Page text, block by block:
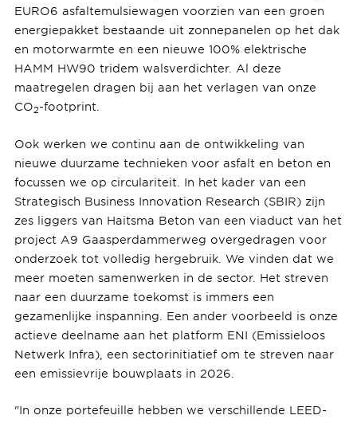
EURO6 asfaltemulsiewagen voorzien van een groen
energiepakket bestaande uit zonnepanelen op het dak
en motorwarmte en een nieuwe 100% elektrische
HAMM HW90 tridem walsverdichter. Al deze
maatregelen dragen bij aan het verlagen van onze
CO2-footprint.
Ook werken we continu aan de ontwikkeling van
nieuwe duurzame technieken voor asfalt en beton en
focussen we op circulariteit. In het kader van een
Strategisch Business Innovation Research (SBIR) zijn
zes liggers van Haitsma Beton van een viaduct van het
project A9 Gaasperdammerweg overgedragen voor
onderzoek tot volledig hergebruik. We vinden dat we
meer moeten samenwerken in de sector. Het streven
naar een duurzame toekomst is immers een
gezamenlijke inspanning. Een ander voorbeeld is onze
actieve deelname aan het platform ENI (Emissieloos
Netwerk Infra), een sectorinitiatief om te streven naar
een emissievrije bouwplaats in 2026.
"In onze portefeuille hebben we verschillende LEED-